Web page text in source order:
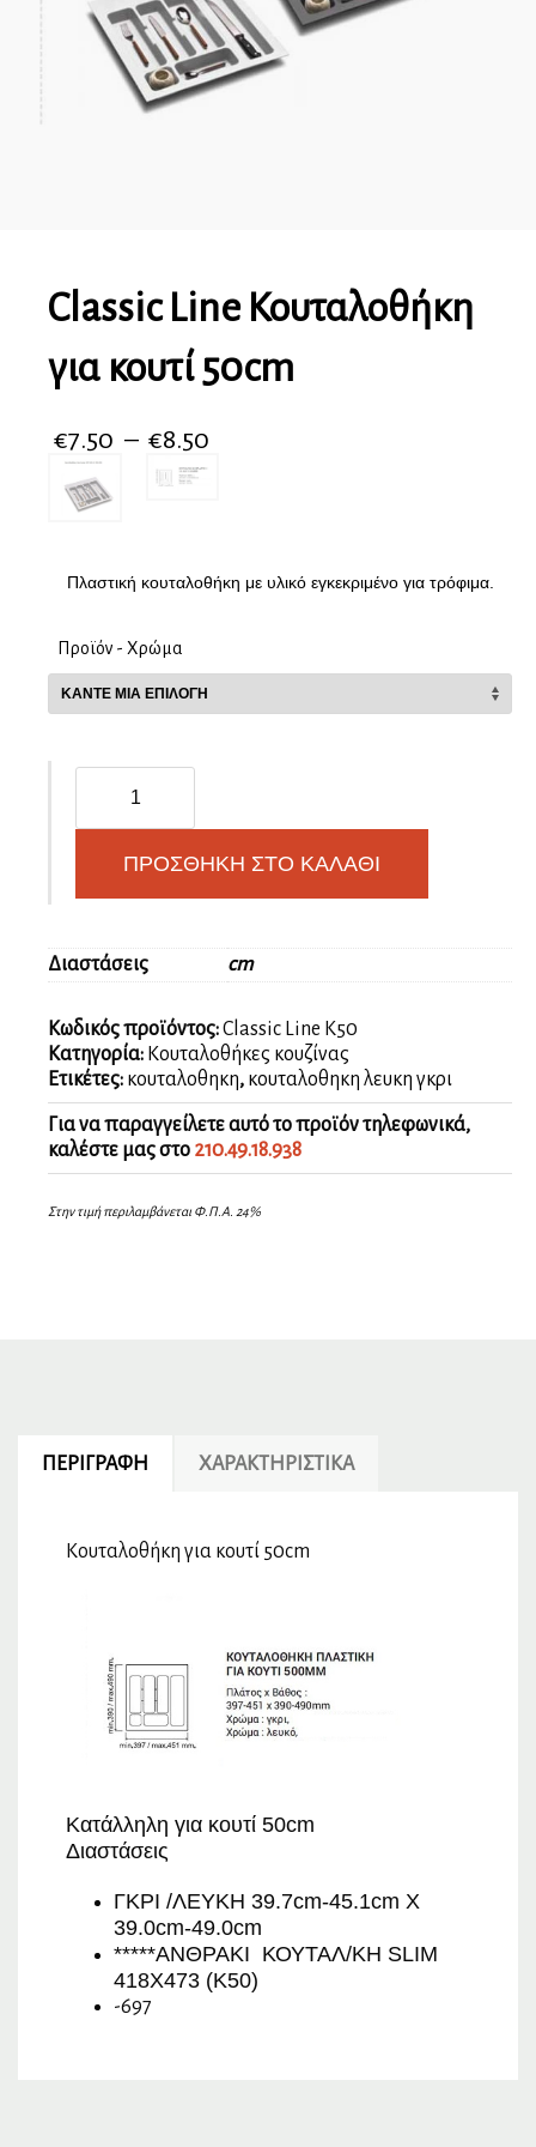
Classic Line Κουταλοθήκη
για κουτί 50cm
€7.50 – €8.50
Πλαστική κουταλοθήκη με υλικό εγκεκριμένο για τρόφιμα.
Προϊόν - Χρώμα
Κουταλοθήκη
50cm
ΠΡΟΣΘΉΚΗ ΣΤΟ ΚΑΛΆΘΙ
Διαστάσεις cm
Κωδικός προϊόντος:Classic Line Κ50
Κατηγορία: Κουταλοθήκες κουζίνας
Ετικέτες: κουταλοθηκη, κουταλοθηκη λευκη γκρι
Για να παραγγείλετε αυτό το προϊόν τηλεφωνικά,
καλέστε μας στο 210.49.18.938
Στην τιμή περιλαμβάνεται Φ.Π.Α. 24%
ΠΕΡΙΓΡΑΦΉ ΧΑΡΑΚΤΗΡΙΣΤΙΚΆ
Κουταλοθήκη για κουτί 50cm
Κατάλληλη για κουτί 50cm
Διαστάσεις
ΓΚΡΙ /ΛΕΥΚΗ 39.7cm-45.1cm Χ
39.0cm-49.0cm
*****ΑΝΘΡΑΚΙ ΚΟΥΤΑΛ/ΚΗ SLIM
418X473 (K50)
-697